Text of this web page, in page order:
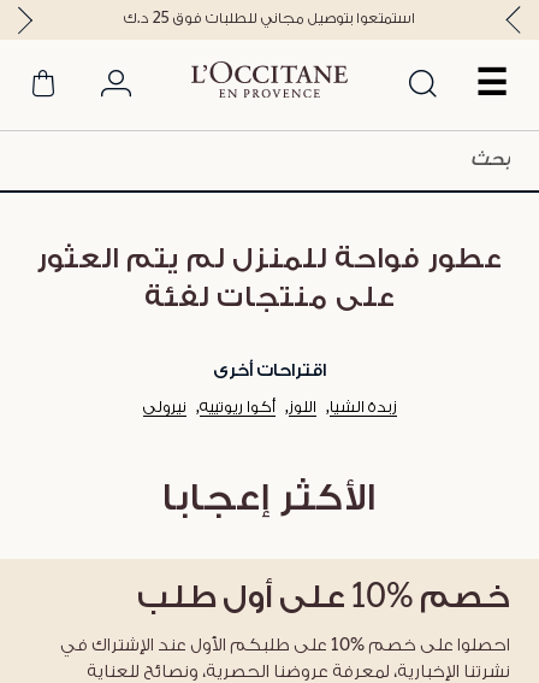
☰
استمتعوا بتوصيل مجاني للطلبات فوق 25 د.ك
عطور فواحة للمنزل لم يتم العثور
على منتجات لفئة
اقتراحات أخرى
زبدة الشيا اللوز أكوا ريوتييه نيرولي
الأكثر إعجابا
خصم %10 على أول طلب
احصلوا على خصم %10 على طلبكم الأول عند الإشتراك في
نشرتنا الإخبارية، لمعرفة عروضنا الحصرية، ونصائح للعناية